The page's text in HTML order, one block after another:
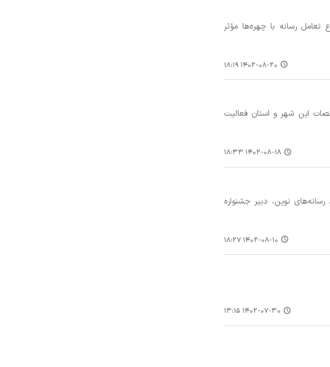
رسانه با چهره‌ها مؤثر
۱۴۰۲-۰۸-۲۰ ۱۸:۱۹
این شهر و استان فعالیت
۱۴۰۲-۰۸-۱۸ ۱۸:۳۳
نوین، دبیر جشنواره
۱۴۰۲-۰۸-۱۰ ۱۸:۲۷
۱۴۰۲-۰۷-۳۰ ۱۳:۱۵